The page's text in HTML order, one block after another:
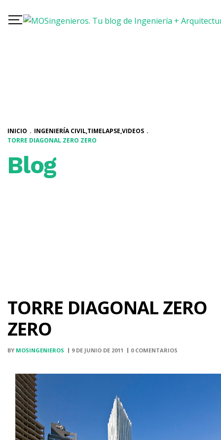
Blog
INICIO . INGENIERÍA CIVIL,TIMELAPSE,VIDEOS .
TORRE DIAGONAL ZERO ZERO
TORRE DIAGONAL ZERO
ZERO
BY MOSINGENIEROS 9 DE JUNIO DE 2011 0 COMENTARIOS